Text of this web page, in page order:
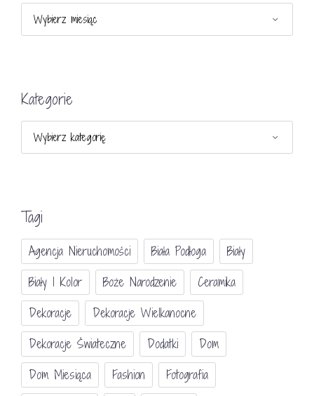
Kategorie
Tagi
Agencja Nieruchomości Biała Podłoga
Biały
Biały I Kolor
Boże Narodzenie
Ceramika
Dekoracje
Dekoracje Wielkanocne
Dekoracje Świateczne
Dodatki
Dom
Dom Miesiąca
Fashion
Fotografia